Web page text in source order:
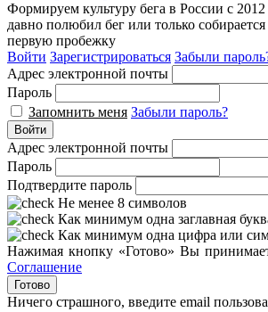
Формируем культуру бега в России с 2012
давно полюбил бег или только
первую пробежку
Войти Зарегистрироваться Забыли
Адрес электронной почты
Пароль
Запомнить меня Забыли пароль?
Войти
Адрес электронной почты
Пароль
Подтвердите пароль
Не менее 8 символов
Как минимум одна заглавная
Как минимум одна цифра или
Нажимая кнопку «Готово» Вы
Соглашение
Готово
Ничего страшного, введите email